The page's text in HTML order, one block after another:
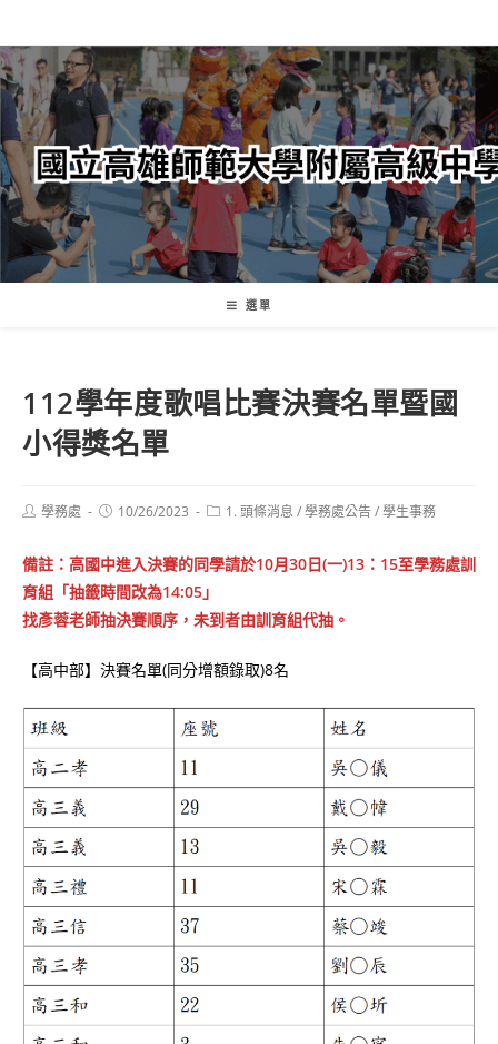
轉
至
主
內
容
選單
112學年度歌唱比賽決賽名單暨國
小得獎名單
Post學務處
Post10/26/2023
Post1. 頭條消息 /學務處公告/學生事務
備註：高國中進入決賽的同學請於10月30日(一)13：15至學務處訓
育組「抽籤時間改為14:05」
找彥蓉老師抽決賽順序，未到者由訓育組代抽。
【高中部】決賽名單(同分增額錄取)8名